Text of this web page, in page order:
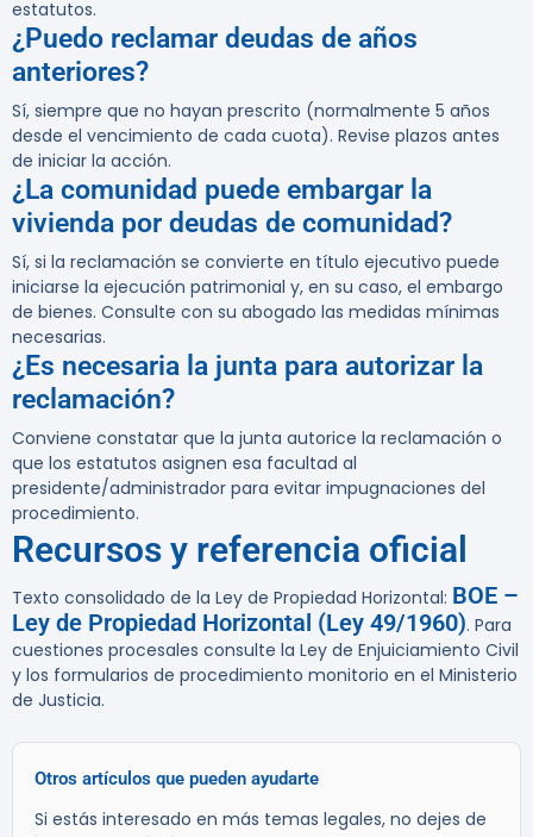
estatutos.
¿Puedo reclamar deudas de años
anteriores?
Sí, siempre que no hayan prescrito (normalmente 5 años
desde el vencimiento de cada cuota). Revise plazos antes
de iniciar la acción.
¿La comunidad puede embargar la
vivienda por deudas de comunidad?
Sí, si la reclamación se convierte en título ejecutivo puede
iniciarse la ejecución patrimonial y, en su caso, el embargo
de bienes. Consulte con su abogado las medidas mínimas
necesarias.
¿Es necesaria la junta para autorizar la
reclamación?
Conviene constatar que la junta autorice la reclamación o
que los estatutos asignen esa facultad al
presidente/administrador para evitar impugnaciones del
procedimiento.
Recursos y referencia oficial
Texto consolidado de la Ley de Propiedad Horizontal: BOE –
Ley de Propiedad Horizontal (Ley 49/1960). Para
cuestiones procesales consulte la Ley de Enjuiciamiento Civil
y los formularios de procedimiento monitorio en el Ministerio
de Justicia.
Otros artículos que pueden ayudarte
Si estás interesado en más temas legales, no dejes de